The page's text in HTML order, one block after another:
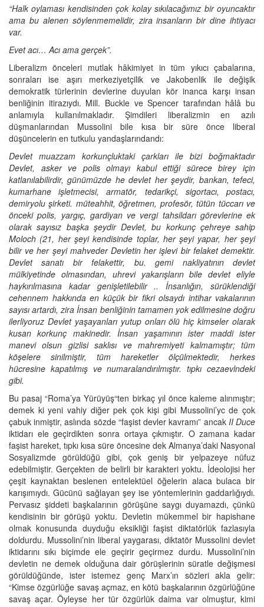
“Halk oylaması kendisinden çok kolay sıkılacağımız bir oyuncaktır
ama bu alenen söylenmemelidir, zira insanların bir dine ihtiyacı
var.
Evet acı… Acı ama gerçek”.
Liberalizm önceleri mutlak hâkimiyet in tüm yıkıcı çabalarına,
sonraları ise aşırı merkeziyetçilik ve Jakobenlik ile değişik
demokratik türlerinin devlerine duyulan kör inanca karşı insan
benliğinin itirazıydı. Mill. Buckle ve Spencer tarafından hâlâ bu
anlamıyla kullanılmakladır. Şimdileri liberalizmin en azılı
düşmanlarından Mussolini bile kısa bir süre önce liberal
düşüncelerin en tutkulu yandaşlarındandı:
Devlet muazzam korkunçluktaki çarkları ile bizi boğmaktadır
Devlet, asker ve polis olmayı kabul ettiği sürece birey için
katlanılabilirdir, günümüzde he devlet her şeydir, bankan, tefeci,
kumarhane işletmecisi, armatör, tedarikçi, sigortacı, postacı,
demiryolu şirketi. müteahhit, öğretmen, profesör, tütün tüccarı ve
önceki polis, yargıç, gardiyan ve vergi tahsildarı görevlerine ek
olarak sayısız başka şeydir Devlet, bu korkunç çehreye sahip
Moloch (21, her şeyi kendisinde toplar, her şeyi yapar, her şeyi
bilir ve her şeyi mahveder Devletin her işlevi bir felaket demektir.
Devlet sanatı bir felakettir, bu. gemi nakliyatının devlet
mülkiyetinde olmasından, uhrevi yakarışların bile devlet eliyle
haykırılmasına kadar genişletilebilir .. İnsanlığın, sürüklendiği
cehennem hakkında en küçük bir fikri olsaydı intihar vakalarının
sayısı artardı, zira İnsan benliğinin tamamen yok edilmesine doğru
ilerliyoruz Devlet yaşayanları yutup onları ölü hiç kimseler olarak
kusan korkunç makinedir. İnsan yaşamının ister maddi ister
manevi olsun gizlisi saklısı ve mahremiyeti kalmamıştır; tüm
köşelere sinilmiştir, tüm hareketler ölçülmektedir, herkes
hücresine kapatılmış ve numaralandırılmıştır. tıpkı cezaevlndeki
gibi.
Bu pasaj “Roma’ya Yürüyüş“ten birkaç yıl önce kaleme alınmıştır;
demek ki yeni vahiy diğer pek çok kişi gibi Mussolini’yc de çok
çabuk inmiştir, aslında sözde “faşist devler kavramı” ancak II Duce
iktidarı ele geçirdikten sonra ortaya çıkmıştır. O zamana kadar
faşist hareket, tıpkı kısa süre öncesine dek Almanya’daki Nasyonal
Sosyalizmde görüldüğü gibi, çok geniş bir yelpazeye nüfuz
edebilmiştir. Gerçekten de belirli bir karakteri yoktu. İdeolojisi her
çeşit kaynaktan beslenen entelektüel öğelerin alaca bulaca bir
karışımıydı. Gücünü sağlayan şey ise yöntemlerinin gaddarlığıydı.
Pervasız şiddeti başkalarının görüşüne saygı duyamazdı, çünkü
kendisinin bir görüşü yoktu. Devletin mükemmel bir hapishane
olmak konusunda duyduğu eksikliği faşist diktatörlük fazlasıyla
doldurdu. Mussolini’nin liberal yaygarası, diktatör Mussolini devlet
iktidarını sıkı biçimde ele geçirir geçirmez durdu. Mussolini’nin
devletin ne demek olduğuna dair görüşlerinin süratle değişmesi
görüldüğünde, ister istemez genç Marx’ın sözleri akla gelir:
“Kimse özgürlüğe savaş açmaz, en kötü başkalarının özgürlüğüne
savaş açar. Öyleyse her tür özgürlük daima var olmuştur, kimi